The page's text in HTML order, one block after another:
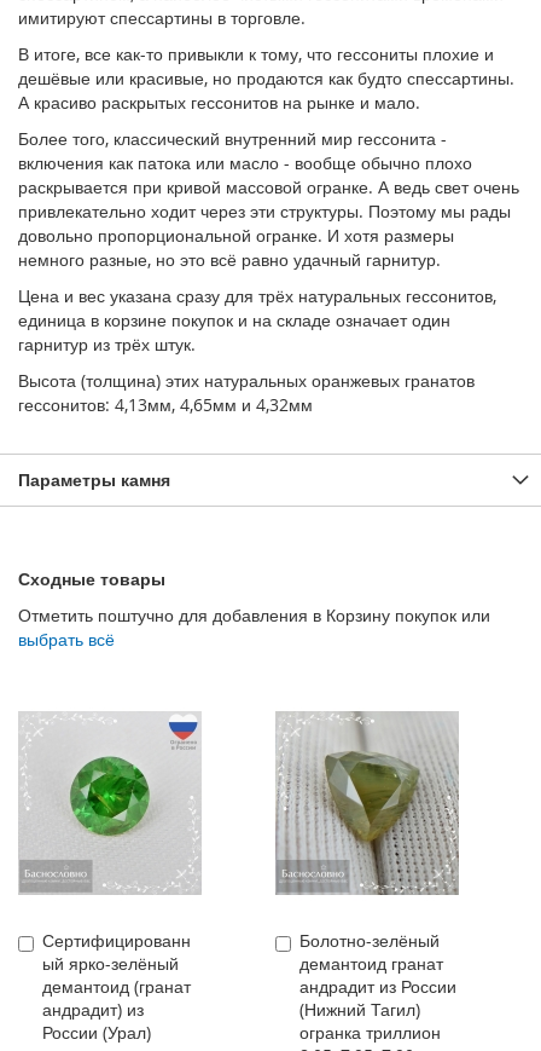
имитируют спессартины в торговле.
В итоге, все как-то привыкли к тому, что гессониты плохие и
дешёвые или красивые, но продаются как будто спессартины.
А красиво раскрытых гессонитов на рынке и мало.
Более того, классический внутренний мир гессонита -
включения как патока или масло - вообще обычно плохо
раскрывается при кривой массовой огранке. А ведь свет очень
привлекательно ходит через эти структуры. Поэтому мы рады
довольно пропорциональной огранке. И хотя размеры
немного разные, но это всё равно удачный гарнитур.
Цена и вес указана сразу для трёх натуральных гессонитов,
единица в корзине покупок и на складе означает один
гарнитур из трёх штук.
Высота (толщина) этих натуральных оранжевых гранатов
гессонитов: 4,13мм, 4,65мм и 4,32мм
Параметры камня
Сходные товары
Отметить поштучно для добавления в Корзину покупок или
выбрать всё
Сертифицированн
ый ярко-зелёный
демантоид (гранат
андрадит) из
России (Урал)
Купить
Болотно-зелёный
демантоид гранат
андрадит из России
(Нижний Тагил)
огранка триллион
Купить